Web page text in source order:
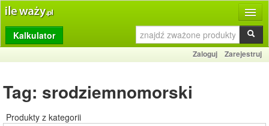
Produkty
Dziennik
Kalkulator
Zaloguj Zarejestruj
Tag: srodziemnomorski
Produkty z kategorii